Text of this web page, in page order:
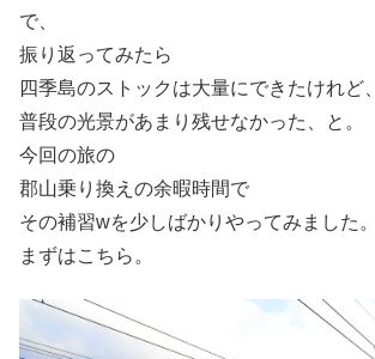
で、
振り返ってみたら
四季島のストックは大量にできたけれど、
普段の光景があまり残せなかった、と。
今回の旅の
郡山乗り換えの余暇時間で
その補習wを少しばかりやってみました。
まずはこちら。